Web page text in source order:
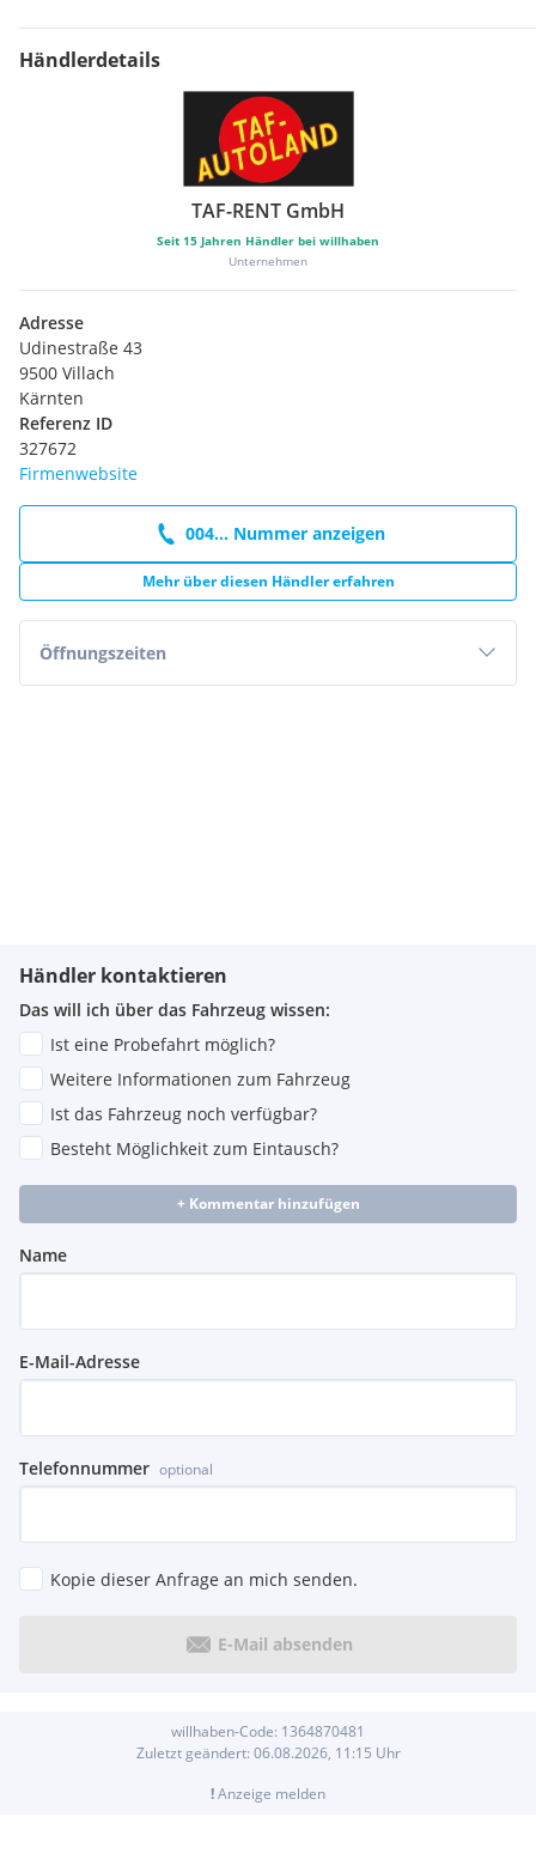
Händlerdetails
TAF-RENT GmbH
Seit 15 Jahren Händler bei willhaben
Unternehmen
Adresse
Udinestraße 43
9500 Villach
Kärnten
Referenz ID
327672
Firmenwebsite
004... Nummer anzeigen
Mehr über diesen Händler erfahren
Öffnungszeiten
Händler kontaktieren
Das will ich über das Fahrzeug wissen:
Ist eine Probefahrt möglich?
Weitere Informationen zum Fahrzeug
Ist das Fahrzeug noch verfügbar?
Besteht Möglichkeit zum Eintausch?
+ Kommentar hinzufügen
Name
E-Mail-Adresse
Telefonnummer optional
Kopie dieser Anfrage an mich senden.
E-Mail absenden
willhaben-Code: 1364870481
Zuletzt geändert: 06.08.2026, 11:15 Uhr
!Anzeige melden